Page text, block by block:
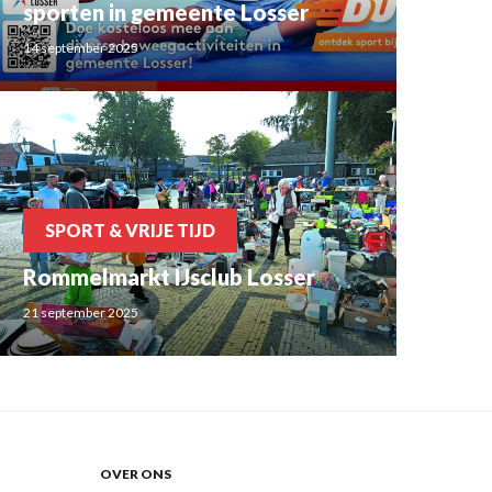
sporten in gemeente Losser
14 september 2025
SPORT & VRIJE TIJD
Rommelmarkt IJsclub Losser
21 september 2025
OVER ONS